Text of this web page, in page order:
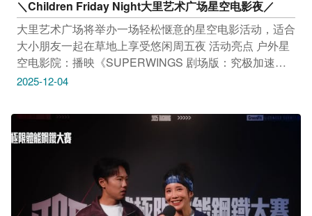
＼Children Friday Night大里艺术广场星空电影夜／
大里艺术广场将举办一场轻松惬意的星空电影活动，适合
大小朋友一起在草地上享受悠闲周五夜 活动亮点 户外星
空电影院：播映《SUPERWINGS 剧场版：究极加速》
市集＆草地野餐：现场有美食与手作摊位，可自行铺垫野
通小镇免费搭乘券！ 活动日期：12/5 (五) 活动地点：大
里艺术广场1F（台中市大里区科技路1号） 入场方式：完
全免费！ 美味市集：16：00—20：00 电影时间：17：
00 准时开演 更多资讯可见活动页面：
https://wooo.tw/zZqPPRU 欢迎民众利用周末时光到大里
走走，轻松看场户外电影、逛逛周边景点～
2025-12-04